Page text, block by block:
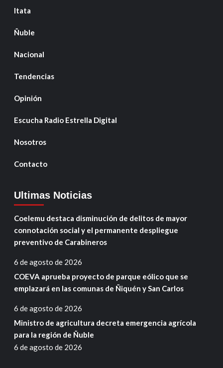
Itata
Ñuble
Nacional
Tendencias
Opinión
Escucha Radio Estrella Digital
Nosotros
Contacto
Ultimas Noticias
Coelemu destaca disminución de delitos de mayor
connotación social y el permanente despliegue
preventivo de Carabineros
6 de agosto de 2026
COEVA aprueba proyecto de parque eólico que se
emplazará en las comunas de Ñiquén y San Carlos
6 de agosto de 2026
Ministro de agricultura decreta emergencia agrícola
para la región de Ñuble
6 de agosto de 2026